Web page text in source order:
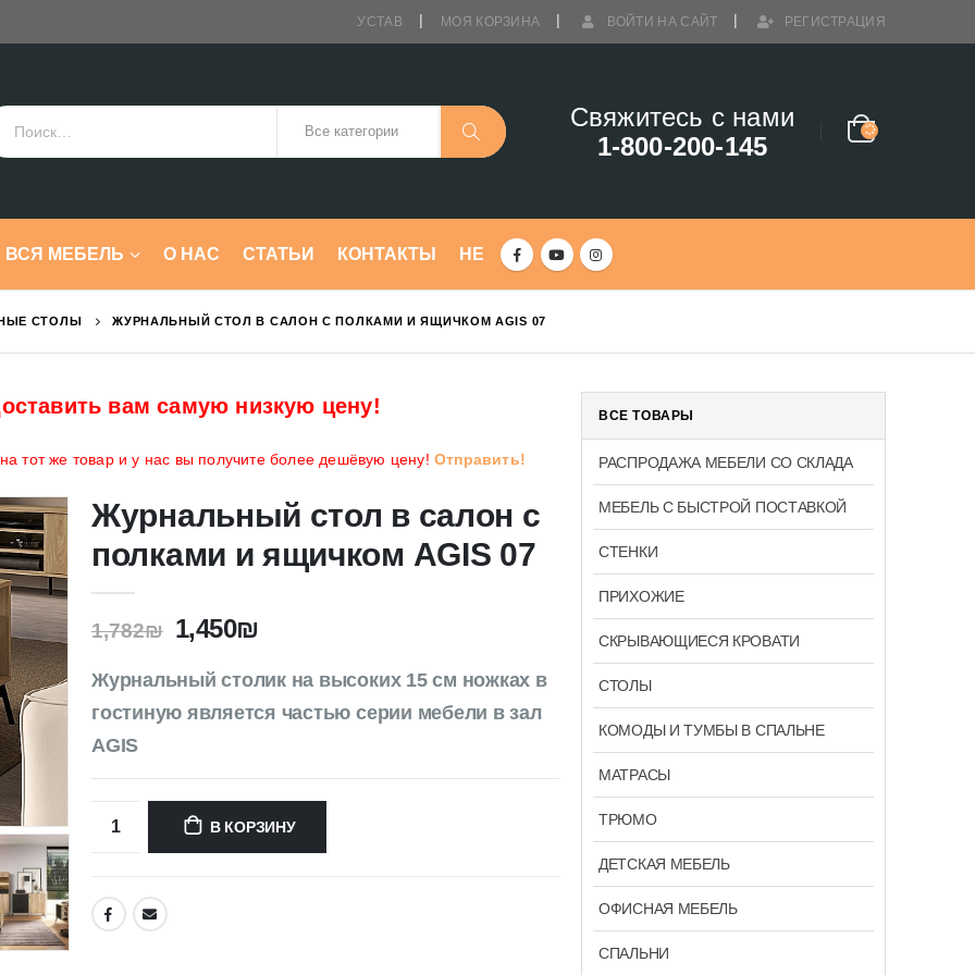
УСТАВ МОЯ КОРЗИНА ВОЙТИ НА САЙТ РЕГИСТРАЦИЯ
Свяжитесь с нами
1-800-200-145
ВСЯ МЕБЕЛЬ О НАС СТАТЬИ КОНТАКТЫ HE
СТОЛЫ ЖУРНАЛЬНЫЙ СТОЛ В САЛОН С ПОЛКАМИ И ЯЩИЧКОМ AGIS 07
вам самую низкую цену!
тот же товар и у нас вы получите более дешёвую цену! Отправить!
Журнальный стол в салон с
полками и ящичком AGIS 07
1,782₪ 1,450₪
Журнальный столик на высоких 15 см ножках в
гостиную является частью серии мебели в зал
AGIS
В КОРЗИНУ
ВСЕ ТОВАРЫ
РАСПРОДАЖА МЕБЕЛИ СО СКЛАДА
МЕБЕЛЬ С БЫСТРОЙ ПОСТАВКОЙ
СТЕНКИ
ПРИХОЖИЕ
СКРЫВАЮЩИЕСЯ КРОВАТИ
СТОЛЫ
КОМОДЫ И ТУМБЫ В СПАЛЬНЕ
МАТРАСЫ
ТРЮМО
ДЕТСКАЯ МЕБЕЛЬ
ОФИСНАЯ МЕБЕЛЬ
СПАЛЬНИ